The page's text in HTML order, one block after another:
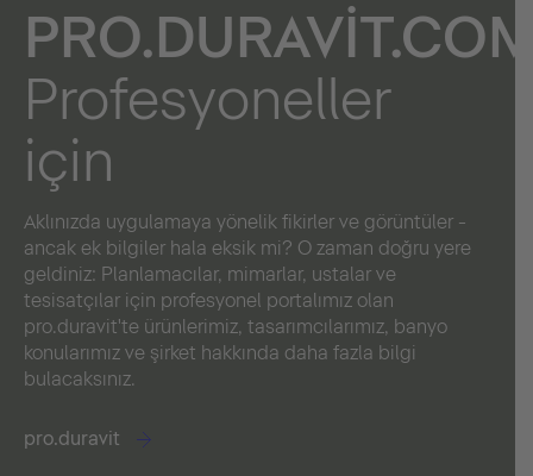
Profesyoneller
için
Aklınızda uygulamaya yönelik fikirler ve görüntüler -
ancak ek bilgiler hala eksik mi? O zaman doğru yere
geldiniz: Planlamacılar, mimarlar, ustalar ve
tesisatçılar için profesyonel portalımız olan
pro.duravit'te ürünlerimiz, tasarımcılarımız, banyo
konularımız ve şirket hakkında daha fazla bilgi
bulacaksınız.
pro.duravit